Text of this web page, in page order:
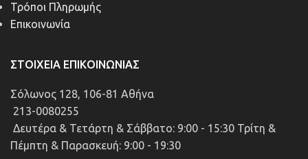
Τρόποι Πληρωμής
Επικοινωνία
ΣΤΟΙΧΕΊΑ ΕΠΙΚΟΙΝΩΝΊΑΣ
Σόλωνος 128, 106-81 Αθήνα
213-0080255
Δευτέρα & Τετάρτη & Σάββατο: 9:00 - 15:30 Τρίτη &
Πέμπτη & Παρασκευή: 9:00 - 19:30